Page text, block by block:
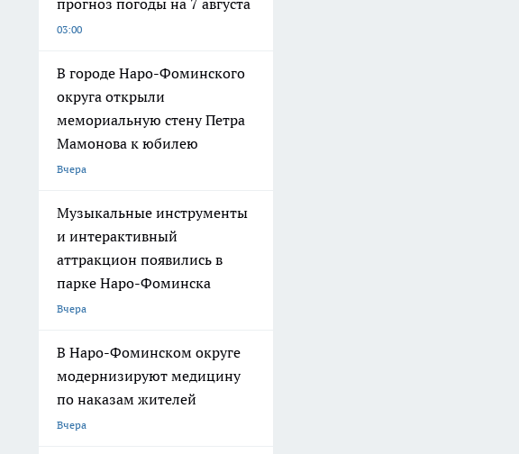
прогноз погоды на 7 августа
03:00
В городе Наро-Фоминского
округа открыли
мемориальную стену Петра
Мамонова к юбилею
Вчера
Музыкальные инструменты
и интерактивный
аттракцион появились в
парке Наро-Фоминска
Вчера
В Наро-Фоминском округе
модернизируют медицину
по наказам жителей
Вчера